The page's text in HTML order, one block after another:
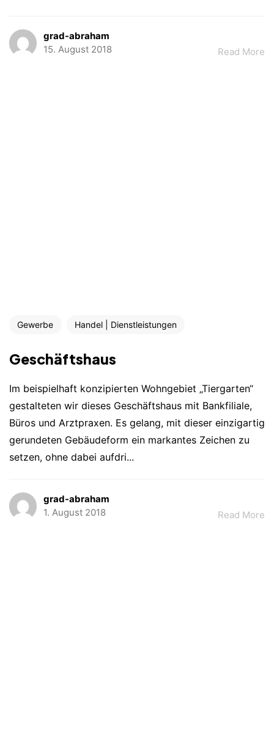
grad-abraham
15. August 2018
Read More
Gewerbe Handel | Dienstleistungen
Geschäftshaus
Im beispielhaft konzipierten Wohngebiet „Tiergarten“
gestalteten wir dieses Geschäftshaus mit Bankfiliale,
Büros und Arztpraxen. Es gelang, mit dieser einzigartig
gerundeten Gebäudeform ein markantes Zeichen zu
setzen, ohne dabei aufdri...
grad-abraham
1. August 2018
Read More